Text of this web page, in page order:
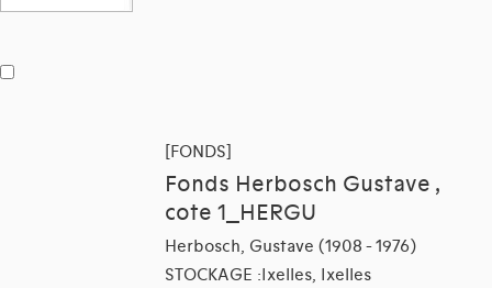
[FONDS]
Fonds Herbosch Gustave ,
cote 1_HERGU
Herbosch, Gustave (1908 - 1976)
STOCKAGE :Ixelles, Ixelles